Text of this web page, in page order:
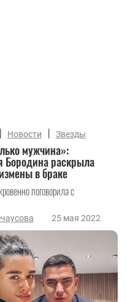
| Новости | Звезды
мужчина»:
Бородина раскрыла
в браке
поговорила с
25 мая 2022